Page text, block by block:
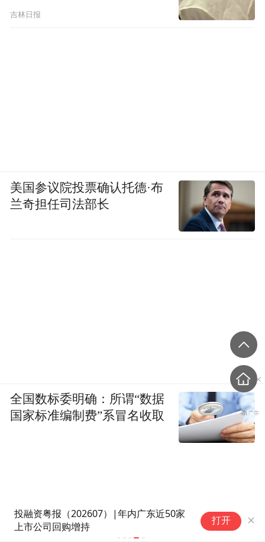
“
打开
吉林日报
美国参议院投票确认托德·布
兰奇担任司法部长
全国数标委明确：所谓“数据
国家标准编制费”系冒名收取